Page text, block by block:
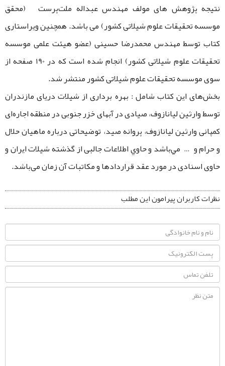
نتیجه پژوهش ‌های مولف مهندس عبداله ملت‌‌پرست (محقق
موسسه تحقیقات علوم شیلاتی کشور) می باشد. همچنین ویراستاری
کتاب توسط مهندس محمدرضا حسینی (عضو هیئت علمی موسسه
تحقیقات علوم شیلاتی کشور) انجام شده است که در 190 صفحه از
سوی موسسه تحقیقات علوم شیلاتی کشور منتشر شد.
بخش‌های این کتاب شامل : بهره برداری از شیلات دریای مازندران
توسط وارثین لیانازوف، صیادی در آبهای خزر جنوبی در منطقه اجاره‌ای
کمپانی وارثین لیانازوف، پروانه صید، توضیحاتی درباره ماهیان حلال
و حرام و … مي‌باشد و حاوي اطلاعات جالبی از گذشته شیلات ایران و
حاوی اسنادی در مورد عقد قراردادها و مکاتبات آن زمان می‌باشد.
نظرات کاربران پیرامون این مطلب